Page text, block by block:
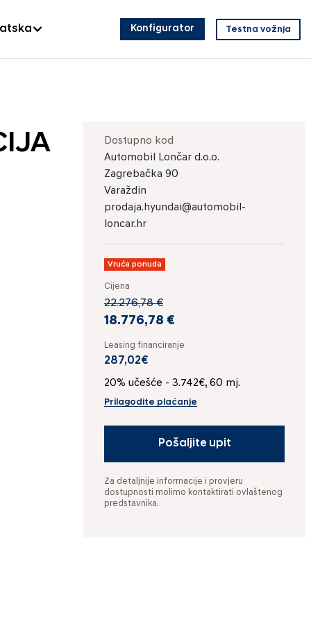
Konfigurator Testna vožnja
Dostupno kod
Automobil Lončar d.o.o.
Zagrebačka 90
Varaždin
prodaja.hyundai@automobil-
loncar.hr
Vruća ponuda
Cijena
22.276,78 €
18.776,78 €
Leasing financiranje
287,02€
20% učešće - 3.742€, 60 mj.
Prilagodite plaćanje
Pošaljite upit
Za detaljnije informacije i provjeru
dostupnosti molimo kontaktirati ovlaštenog
predstavnika.